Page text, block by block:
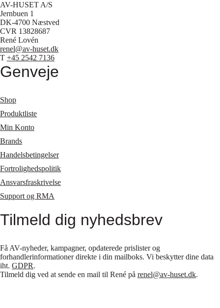
AV-HUSET A/S
Jernbuen 1
DK-4700 Næstved
CVR 13828687
René Lovén
renel@av-huset.dk
T +45 2542 7136
Genveje
Shop
Produktliste
Min Konto
Brands
Handelsbetingelser
Fortrolighedspolitik
Ansvarsfraskrivelse
Support og RMA
Tilmeld dig nyhedsbrev
Få AV-nyheder, kampagner, opdaterede prislister og
forhandlerinformationer direkte i din mailboks. Vi beskytter dine data
iht. GDPR.
Tilmeld dig ved at sende en mail til René på renel@av-huset.dk.